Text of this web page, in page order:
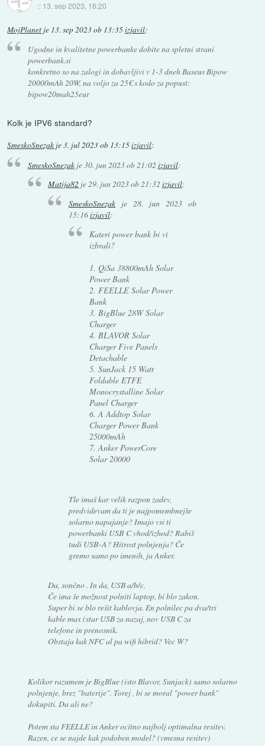
:: 13. sep 2023, 16:20
MojPlanet je 13. sep 2023 ob 13:35izjavil:
Ugodne in kvalitetne powerbanke dobite na spletni strani
powerbank.si
konkretno so na zalogi in dobavljivi v 1-3 dneh Baseus Bipow
20000mAh 20W, na voljo za 25€ s kodo za popust:
bipow20mah25eur
Kolk je IPV6 standard?
SmeskoSnezak je3. jul 2023 ob 13:15izjavil:
SmeskoSnezakje30. jun 2023 ob 21:02 izjavil:
Matija82 je29. jun 2023 ob 21:32izjavil:
SmeskoSnezakje 28. jun 2023 ob
15:16izjavil:
Kateri power bank bi vi
izbrali?
1. QiSa 38800mAh Solar
Power Bank
2. FEELLE Solar Power
Bank
3. BigBlue 28W Solar
Charger
4. BLAVOR Solar
Charger Five Panels
Detachable
5. SunJack 15 Watt
Foldable ETFE
Monocrystalline Solar
Panel Charger
6. A Addtop Solar
Charger Power Bank
25000mAh
7. Anker PowerCore
Solar 20000
Tle imaš kar velik razpon zadev,
predvidevam da ti je najpomembnejše
solarno napajanje? Imajo vsi ti
powerbanki USB C vhod/izhod? Rabiš
tudi USB-A? Hitrost polnjenja? Če
gremo samo po imenih, ja Anker.
Da, sončno . In da, USB a/b/c.
Če ima še možnost polniti laptop, bi blo zakon.
Super bi se blo rešit kablovja. En polnilec pa dva/tri
kable max (star USB za nazaj, nov USB C za
telefone in prenosnik.
Obstaja kak NFC al pa wifi hibrid? Vec W?
Kolikor razumem je BigBlue (isto Blavor, Sunjack) samo solarno
polnjenje, brez "baterije". Torej , bi se moral "power bank"
dokupiti. Da ali ne?
Potem sta FEELLE in Anker ocitno najbolj optimalna resitev.
Razen, ce se najde kak podoben model? (vmesna resitev)